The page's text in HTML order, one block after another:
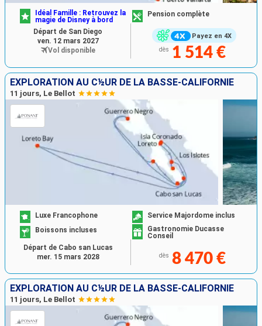
Payez en 4X
Idéal Famille : Retrouvez la
magie de Disney à bord
Pension complète
dès 1 514 €
Départ de San Diego
ven. 12 mars 2027
Vol disponible
EXPLORATION AU C½UR DE LA BASSE-CALIFORNIE
11 jours, Le Bellot
Luxe Francophone
Service Majordome inclus
Boissons incluses
Gastronomie Ducasse
Conseil
dès 8 470 €
Départ de Cabo san Lucas
mer. 15 mars 2028
EXPLORATION AU C½UR DE LA BASSE-CALIFORNIE
11 jours, Le Bellot